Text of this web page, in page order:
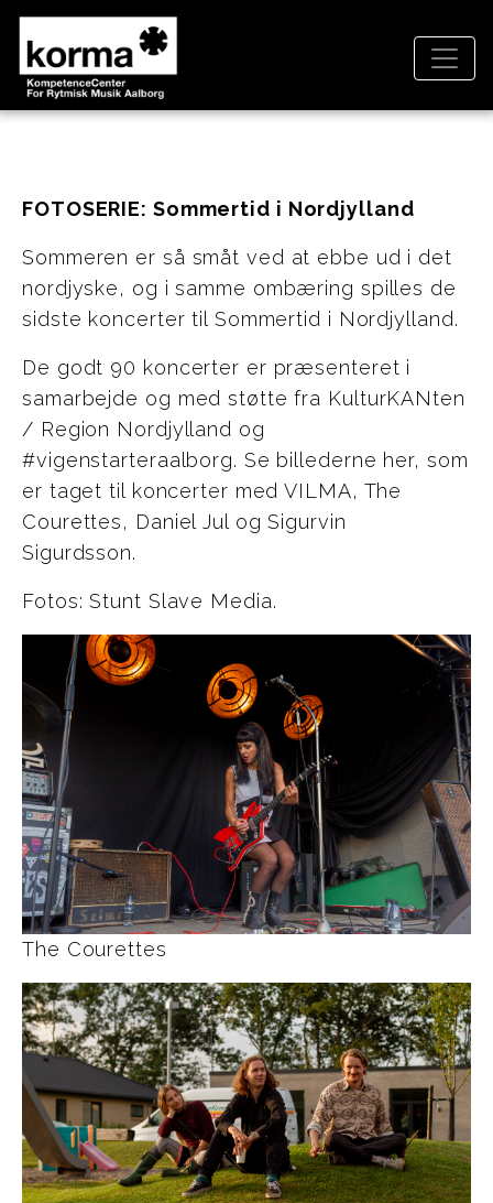
FOTOSERIE: Sommertid i Nordjylland
Sommeren er så småt ved at ebbe ud i det
nordjyske, og i samme ombæring spilles de
sidste koncerter til Sommertid i Nordjylland.
De godt 90 koncerter er præsenteret i
samarbejde og med støtte fra KulturKANten
/ Region Nordjylland og
#vigenstarteraalborg. Se billederne her, som
er taget til koncerter med VILMA, The
Courettes, Daniel Jul og Sigurvin
Sigurdsson.
Fotos: Stunt Slave Media.
The Courettes